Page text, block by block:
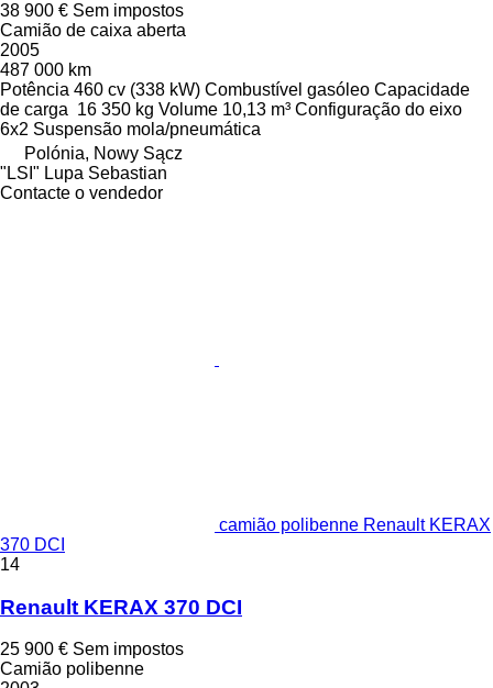
38 900 € Sem impostos
Camião de caixa aberta
2005
487 000 km
Potência 460 cv (338 kW) Combustível gasóleo Capacidade
de carga 16 350 kg Volume 10,13 m³ Configuração do eixo
6x2 Suspensão mola/pneumática
Polónia, Nowy Sącz
"LSI" Lupa Sebastian
Contacte o vendedor
camião polibenne Renault KERAX
370 DCI
14
Renault KERAX 370 DCI
25 900 € Sem impostos
Camião polibenne